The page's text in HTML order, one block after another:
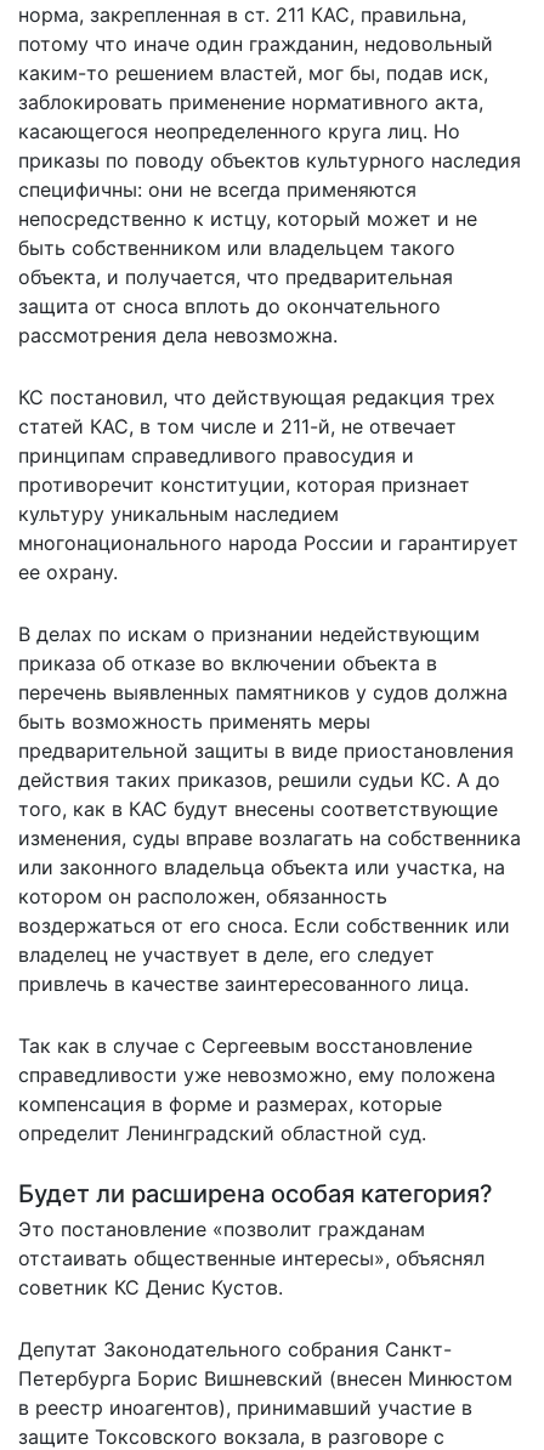
норма, закрепленная в ст. 211 КАС, правильна,
потому что иначе один гражданин, недовольный
каким-то решением властей, мог бы, подав иск,
заблокировать применение нормативного акта,
касающегося неопределенного круга лиц. Но
приказы по поводу объектов культурного наследия
специфичны: они не всегда применяются
непосредственно к истцу, который может и не
быть собственником или владельцем такого
объекта, и получается, что предварительная
защита от сноса вплоть до окончательного
рассмотрения дела невозможна.
КС постановил, что действующая редакция трех
статей КАС, в том числе и 211-й, не отвечает
принципам справедливого правосудия и
противоречит конституции, которая признает
культуру уникальным наследием
многонационального народа России и гарантирует
ее охрану.
В делах по искам о признании недействующим
приказа об отказе во включении объекта в
перечень выявленных памятников у судов должна
быть возможность применять меры
предварительной защиты в виде приостановления
действия таких приказов, решили судьи КС. А до
того, как в КАС будут внесены соответствующие
изменения, суды вправе возлагать на собственника
или законного владельца объекта или участка, на
котором он расположен, обязанность
воздержаться от его сноса. Если собственник или
владелец не участвует в деле, его следует
привлечь в качестве заинтересованного лица.
Так как в случае с Сергеевым восстановление
справедливости уже невозможно, ему положена
компенсация в форме и размерах, которые
определит Ленинградский областной суд.
Будет ли расширена особая категория?
Это постановление «позволит гражданам
отстаивать общественные интересы», объяснял
советник КС Денис Кустов.
Депутат Законодательного собрания Санкт-
Петербурга Борис Вишневский (внесен Минюстом
в реестр иноагентов), принимавший участие в
защите Токсовского вокзала, в разговоре с